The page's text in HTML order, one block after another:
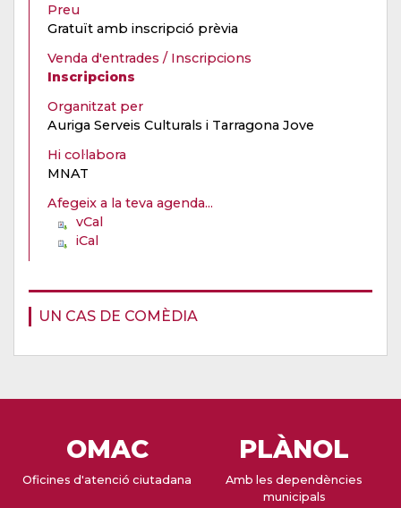
UN CAS DE COMÈDIA
Preu
Gratuït amb inscripció prèvia
Venda d'entrades / Inscripcions
Inscripcions
Organitzat per
Auriga Serveis Culturals i Tarragona Jove
Hi col·labora
MNAT
Afegeix a la teva agenda...
vCal
iCal
OMAC
Oficines d'atenció ciutadana
PLÀNOL
Amb les dependències
municipals